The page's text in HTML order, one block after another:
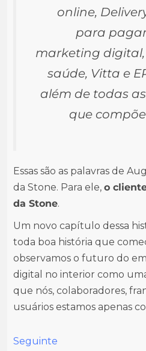
online,
para
marketing digital,
saúde, Vitta e
além de todas
que
Essas são as palavras de
da Stone. Para ele, o
da Stone.
Um novo capítulo dessa
toda boa história que
observamos o futuro do
digital no interior como
que nós, colaboradores,
usuários estamos apenas
Seguinte